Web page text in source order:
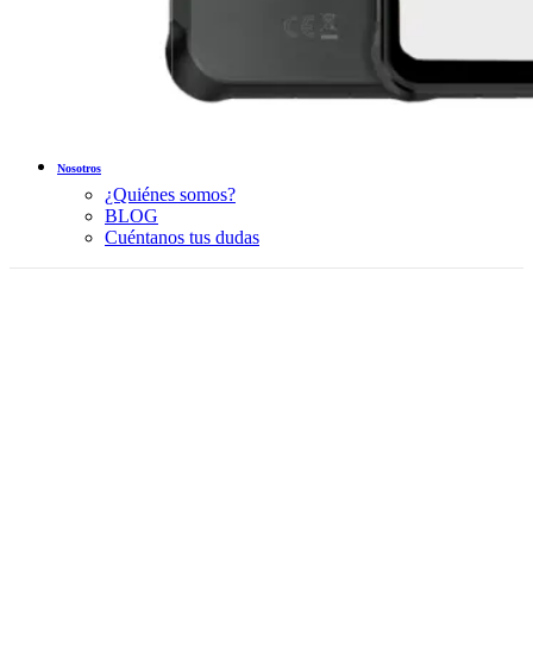
Nosotros
¿Quiénes somos?
BLOG
Cuéntanos tus dudas